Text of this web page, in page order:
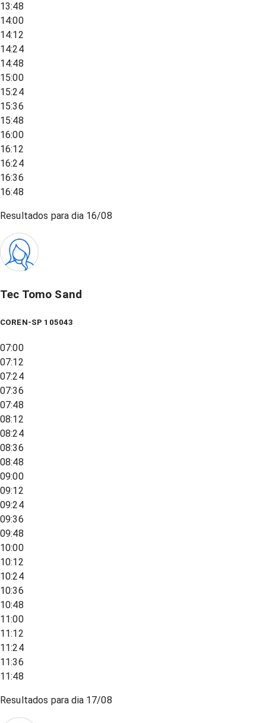
13:48
14:00
14:12
14:24
14:48
15:00
15:24
15:36
15:48
16:00
16:12
16:24
16:36
16:48
Resultados para dia 16/08
Tec Tomo Sand
COREN-SP 105043
07:00
07:12
07:24
07:36
07:48
08:12
08:24
08:36
08:48
09:00
09:12
09:24
09:36
09:48
10:00
10:12
10:24
10:36
10:48
11:00
11:12
11:24
11:36
11:48
Resultados para dia 17/08